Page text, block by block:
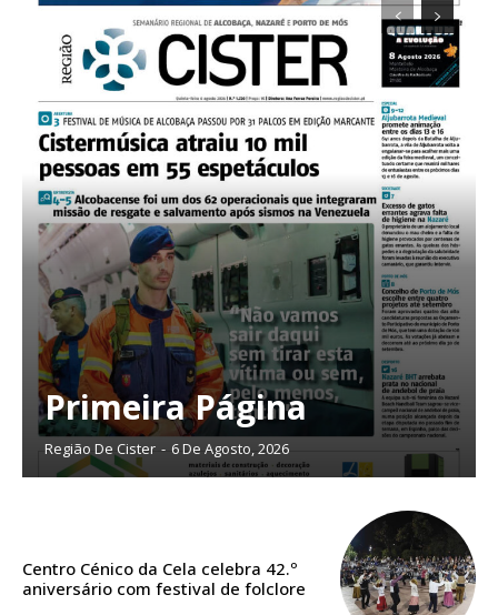
Primeira Página
Região De Cister - 6 De Agosto, 2026
Centro Cénico da Cela celebra 42.º
aniversário com festival de folclore